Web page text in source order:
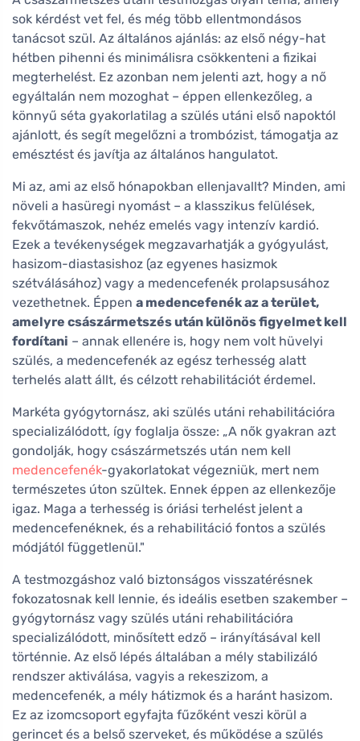
sok kérdést vet fel, és még több ellentmondásos
tanácsot szül. Az általános ajánlás: az első négy-hat
hétben pihenni és minimálisra csökkenteni a fizikai
megterhelést. Ez azonban nem jelenti azt, hogy a nő
egyáltalán nem mozoghat – éppen ellenkezőleg, a
könnyű séta gyakorlatilag a szülés utáni első napoktól
ajánlott, és segít megelőzni a trombózist, támogatja az
emésztést és javítja az általános hangulatot.
Mi az, ami az első hónapokban ellenjavallt? Minden, ami
növeli a hasüregi nyomást – a klasszikus felülések,
fekvőtámaszok, nehéz emelés vagy intenzív kardió.
Ezek a tevékenységek megzavarhatják a gyógyulást,
hasizom-diastasishoz (az egyenes hasizmok
szétválásához) vagy a medencefenék prolapsusához
vezethetnek. Éppen a medencefenék az a terület,
amelyre császármetszés után különös figyelmet kell
fordítani – annak ellenére is, hogy nem volt hüvelyi
szülés, a medencefenék az egész terhesség alatt
terhelés alatt állt, és célzott rehabilitációt érdemel.
Markéta gyógytornász, aki szülés utáni rehabilitációra
specializálódott, így foglalja össze: „A nők gyakran azt
gondolják, hogy császármetszés után nem kell
medencefenék-gyakorlatokat végezniük, mert nem
természetes úton szültek. Ennek éppen az ellenkezője
igaz. Maga a terhesség is óriási terhelést jelent a
medencefenéknek, és a rehabilitáció fontos a szülés
módjától függetlenül."
A testmozgáshoz való biztonságos visszatérésnek
fokozatosnak kell lennie, és ideális esetben szakember –
gyógytornász vagy szülés utáni rehabilitációra
specializálódott, minősített edző – irányításával kell
történnie. Az első lépés általában a mély stabilizáló
rendszer aktiválása, vagyis a rekeszizom, a
medencefenék, a mély hátizmok és a haránt hasizom.
Ez az izomcsoport egyfajta fűzőként veszi körül a
gerincet és a belső szerveket, és működése a szülés